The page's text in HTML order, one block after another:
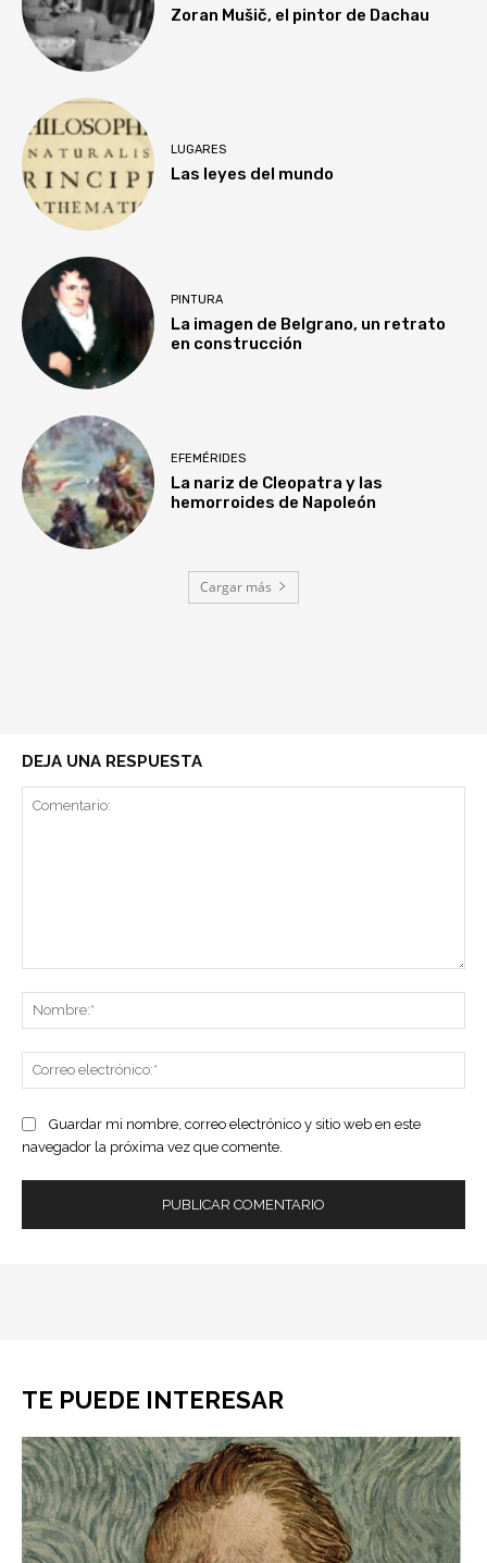
Zoran Mušič, el pintor de Dachau
LUGARES
Las leyes del mundo
PINTURA
La imagen de Belgrano, un retrato
en construcción
EFEMÉRIDES
La nariz de Cleopatra y las
hemorroides de Napoleón
Cargar más
DEJA UNA RESPUESTA
Guardar mi nombre, correo electrónico y sitio web en este
navegador la próxima vez que comente.
TE PUEDE INTERESAR